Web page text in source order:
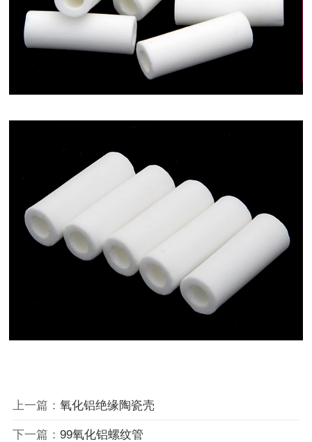
上一篇： 氧化铝绝缘陶瓷壳
下一篇： 99氧化铝螺纹管